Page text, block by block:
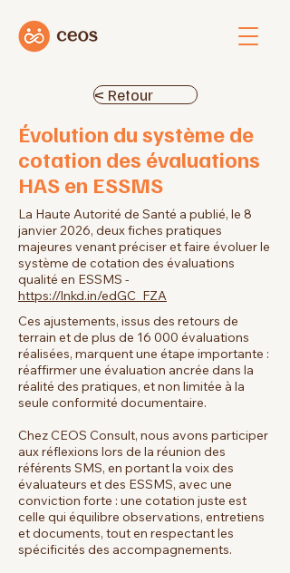
< Retour
Évolution du système de
cotation des évaluations
HAS en ESSMS
La Haute Autorité de Santé a publié, le 8
janvier 2026, deux fiches pratiques
majeures venant préciser et faire évoluer le
système de cotation des évaluations
qualité en ESSMS -
https://lnkd.in/edGC_FZA
Ces ajustements, issus des retours de
terrain et de plus de 16 000 évaluations
réalisées, marquent une étape importante :
réaffirmer une évaluation ancrée dans la
réalité des pratiques, et non limitée à la
seule conformité documentaire.
ChezCEOS Consult, nous avons participer
aux réflexions lors de la réunion des
référents SMS, en portant la voix des
évaluateurs et des ESSMS, avec une
conviction forte : une cotation juste est
celle qui équilibre observations, entretiens
et documents, tout en respectant les
spécificités des accompagnements.